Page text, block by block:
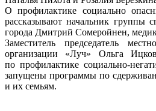
О профилактике социально
рассказывают начальник группы
города Дмитрий Сомеройнен,
Заместитель председатель
организации «Луч» Ольга
по профилактике социально-
запущены программы по
и их семьям.